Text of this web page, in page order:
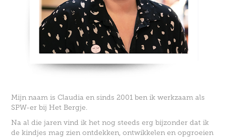
Mijn naam is Claudia en sinds 2001 ben ik werkzaam als
SPW-er bij Het Bergje.
Na al die jaren vind ik het nog steeds erg bijzonder dat ik
de kindjes mag zien ontdekken, ontwikkelen en opgroeien